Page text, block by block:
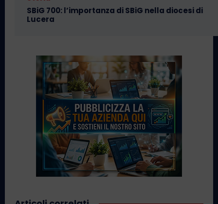
SBiG 700: l’importanza di SBiG nella diocesi di
Lucera